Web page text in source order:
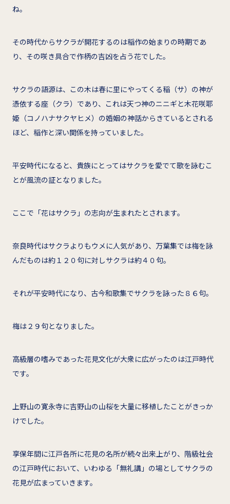
ね。
その時代からサクラが開花するのは稲作の始まりの時期であ
り、その咲き具合で作柄の吉凶を占う花でした。
サクラの語源は、この木は春に里にやってくる稲（サ）の神が
憑依する座（クラ）であり、これは天つ神のニニギと木花咲耶
姫（コノハナサクヤヒメ）の婚姻の神話からきているとされる
ほど、稲作と深い関係を持っていました。
平安時代になると、貴族にとってはサクラを愛でて歌を詠むこ
とが風流の証となりました。
ここで「花はサクラ」の志向が生まれたとされます。
奈良時代はサクラよりもウメに人気があり、万葉集では梅を詠
んだものは約１２０句に対しサクラは約４０句。
それが平安時代になり、古今和歌集でサクラを詠った８６句。
梅は２９句となりました。
高級層の嗜みであった花見文化が大衆に広がったのは江戸時代
です。
上野山の寛永寺に吉野山の山桜を大量に移植したことがきっか
けでした。
享保年間に江戸各所に花見の名所が続々出来上がり、階級社会
の江戸時代において、いわゆる「無礼講」の場としてサクラの
花見が広まっていきます。